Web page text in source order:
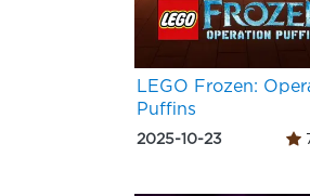
LEGO Frozen:
Puffins
2025-10-23